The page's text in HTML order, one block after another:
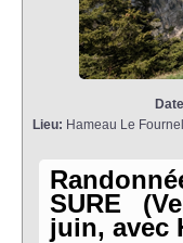
Lieu: Hameau Le
SURE
juin, avec